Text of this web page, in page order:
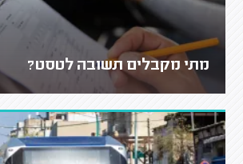
מתי מקבלים תשובה לטסט?